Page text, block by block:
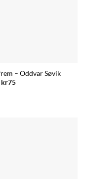
– Oddvar Søvik
kr75Prisområde: